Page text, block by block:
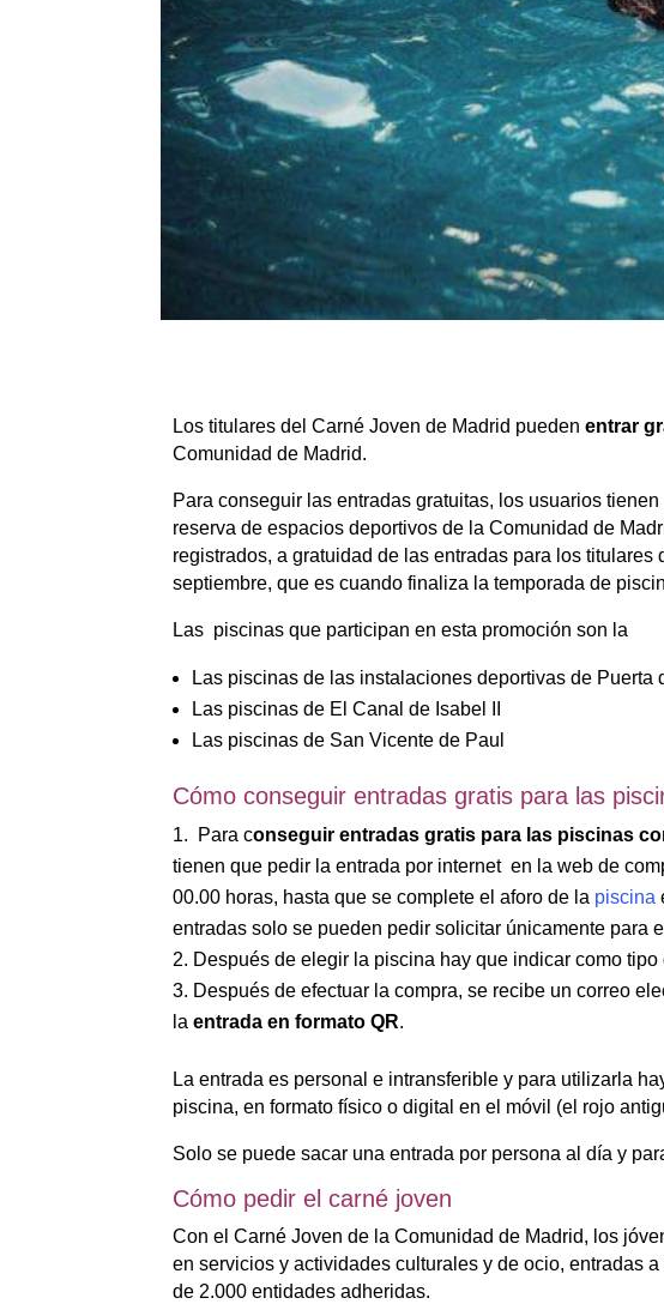
Los titulares del Carné Joven de Madrid puedenentrar
Comunidad de Madrid.
Para conseguir las entradas gratuitas, los usuarios
reserva de espacios deportivos de la Comunidad de
registrados, a gratuidad de las entradas para los
septiembre, que es cuando finaliza la temporada de
Las piscinas que participan en esta promoción son la
Las piscinas de las instalaciones deportivas de Puerta
Las piscinas de El Canal de Isabel II
Las piscinas de San Vicente de Paul
Cómo conseguir entradas gratis para las
Para conseguir entradas gratis para las piscinas
tienen que pedir la entrada por internet en la web de
00.00 horas, hasta que se complete el aforo de la piscina
entradas solo se pueden pedir solicitar únicamente para
Después de elegir la piscina hay que indicar como
Después de efectuar la compra, se recibe un correo
la entrada en formato QR.
La entrada es personal e intransferible y para utilizarla
piscina, en formato físico o digital en el móvil (el rojo
Solo se puede sacar una entrada por persona al día y
Cómo pedir el carné joven
Con el Carné Joven de la Comunidad de Madrid, los
en servicios y actividades culturales y de ocio, entradas
de 2.000 entidades adheridas.